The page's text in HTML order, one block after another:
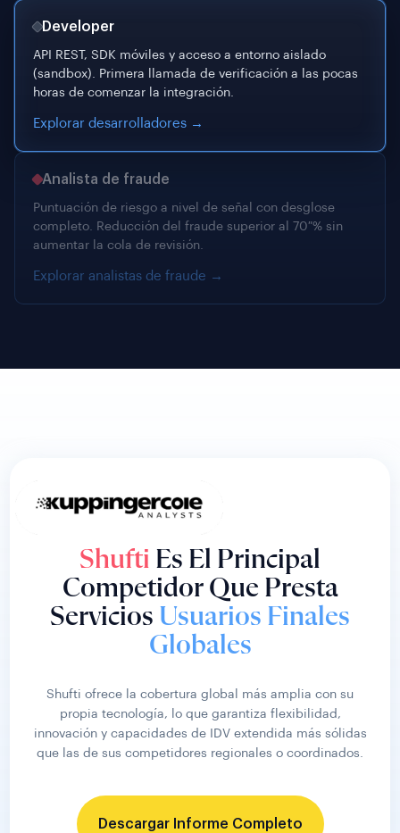
Developer
API REST, SDK móviles y acceso a entorno aislado
(sandbox). Primera llamada de verificación a las pocas
horas de comenzar la integración.
Explorar desarrolladores →
Analista de fraude
Puntuación de riesgo a nivel de señal con desglose
completo. Reducción del fraude superior al 70 % sin
aumentar la cola de revisión.
Explorar analistas de fraude →
Shufti Es El Principal
Competidor Que Presta
Servicios Usuarios Finales
Globales
Shufti ofrece la cobertura global más amplia con su
propia tecnología, lo que garantiza flexibilidad,
innovación y capacidades de IDV extendida más sólidas
que las de sus competidores regionales o coordinados.
Descargar Informe Completo